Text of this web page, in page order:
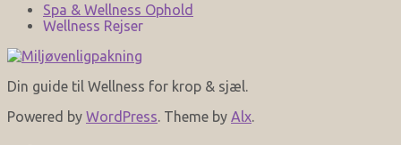
Spa & Wellness Ophold
Wellness Rejser
Din guide til Wellness for krop & sjæl.
Powered by WordPress. Theme by Alx.